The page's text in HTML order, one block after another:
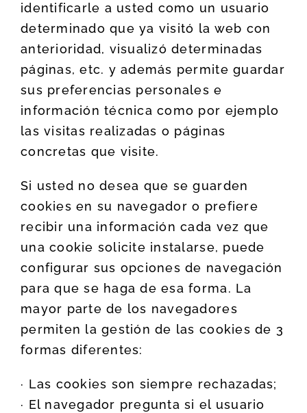
identificarle a usted como un usuario
determinado que ya visitó la web con
anterioridad, visualizó determinadas
páginas, etc. y además permite guardar
sus preferencias personales e
información técnica como por ejemplo
las visitas realizadas o páginas
concretas que visite.
Si usted no desea que se guarden
cookies en su navegador o prefiere
recibir una información cada vez que
una cookie solicite instalarse, puede
configurar sus opciones de navegación
para que se haga de esa forma. La
mayor parte de los navegadores
permiten la gestión de las cookies de 3
formas diferentes:
· Las cookies son siempre rechazadas;
· El navegador pregunta si el usuario